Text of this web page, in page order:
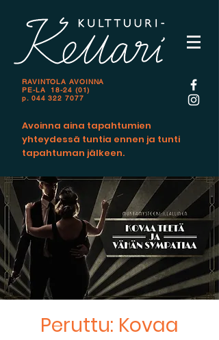
RAVINTOLA AVOINNA
PE-LA 18-24 (01)
p. 044 322 7077
Avoinna aina tapahtumien
yhteydessä tuntia ennen ja tunti
tapahtuman jälkeen.
Peruttu: Kovaa